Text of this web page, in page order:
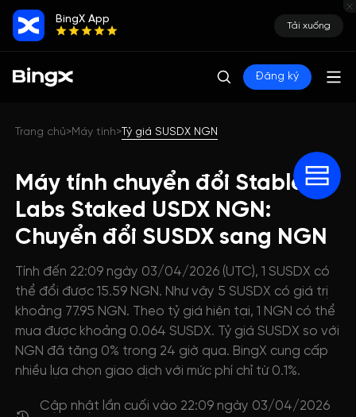
BingX App
Tải xuống
Đăng ký
Trang chủ>Máy tính>Tỷ giá SUSDX NGN
Máy tính chuyển đổi Stables
Labs Staked USDX NGN:
Chuyển đổi SUSDX sang NGN
Tính đến 22:09 ngày 03/04/2026 (UTC), 1 SUSDX có
thể đổi được 15.59 NGN. Như vậy 5 SUSDX có giá trị
khoảng 77.95 NGN. Theo tỷ giá hiện tại, 1 NGN có thể
mua được khoảng 0.064 SUSDX. Tỷ giá SUSDX so với
NGN đã tăng 0% trong 24 giờ qua. BingX cung cấp
nhiều lựa chọn giao dịch với mức phí chỉ từ 0.1%.
Cập nhật lần cuối vào 22:09 ngày 03/04/2026